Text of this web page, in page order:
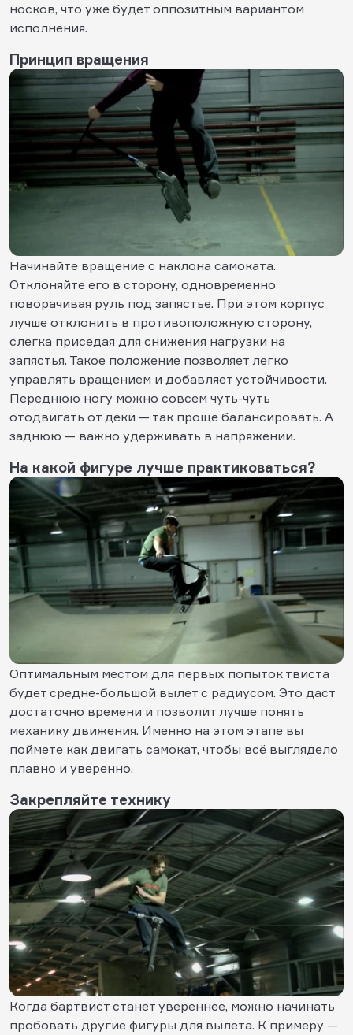
носков, что уже будет оппозитным вариантом
исполнения.
Принцип вращения
Начинайте вращение с наклона самоката.
Отклоняйте его в сторону, одновременно
поворачивая руль под запястье. При этом корпус
лучше отклонить в противоположную сторону,
слегка приседая для снижения нагрузки на
запястья. Такое положение позволяет легко
управлять вращением и добавляет устойчивости.
Переднюю ногу можно совсем чуть-чуть
отодвигать от деки — так проще балансировать. А
заднюю — важно удерживать в напряжении.
На какой фигуре лучше практиковаться?
Оптимальным местом для первых попыток твиста
будет средне-большой вылет с радиусом. Это даст
достаточно времени и позволит лучше понять
механику движения. Именно на этом этапе вы
поймете как двигать самокат, чтобы всё выглядело
плавно и уверенно.
Закрепляйте технику
Когда бартвист станет увереннее, можно начинать
пробовать другие фигуры для вылета. К примеру —